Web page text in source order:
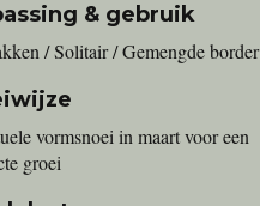
& gebruik
/ Solitair / Gemengde border
vormsnoei in maart voor een
groei